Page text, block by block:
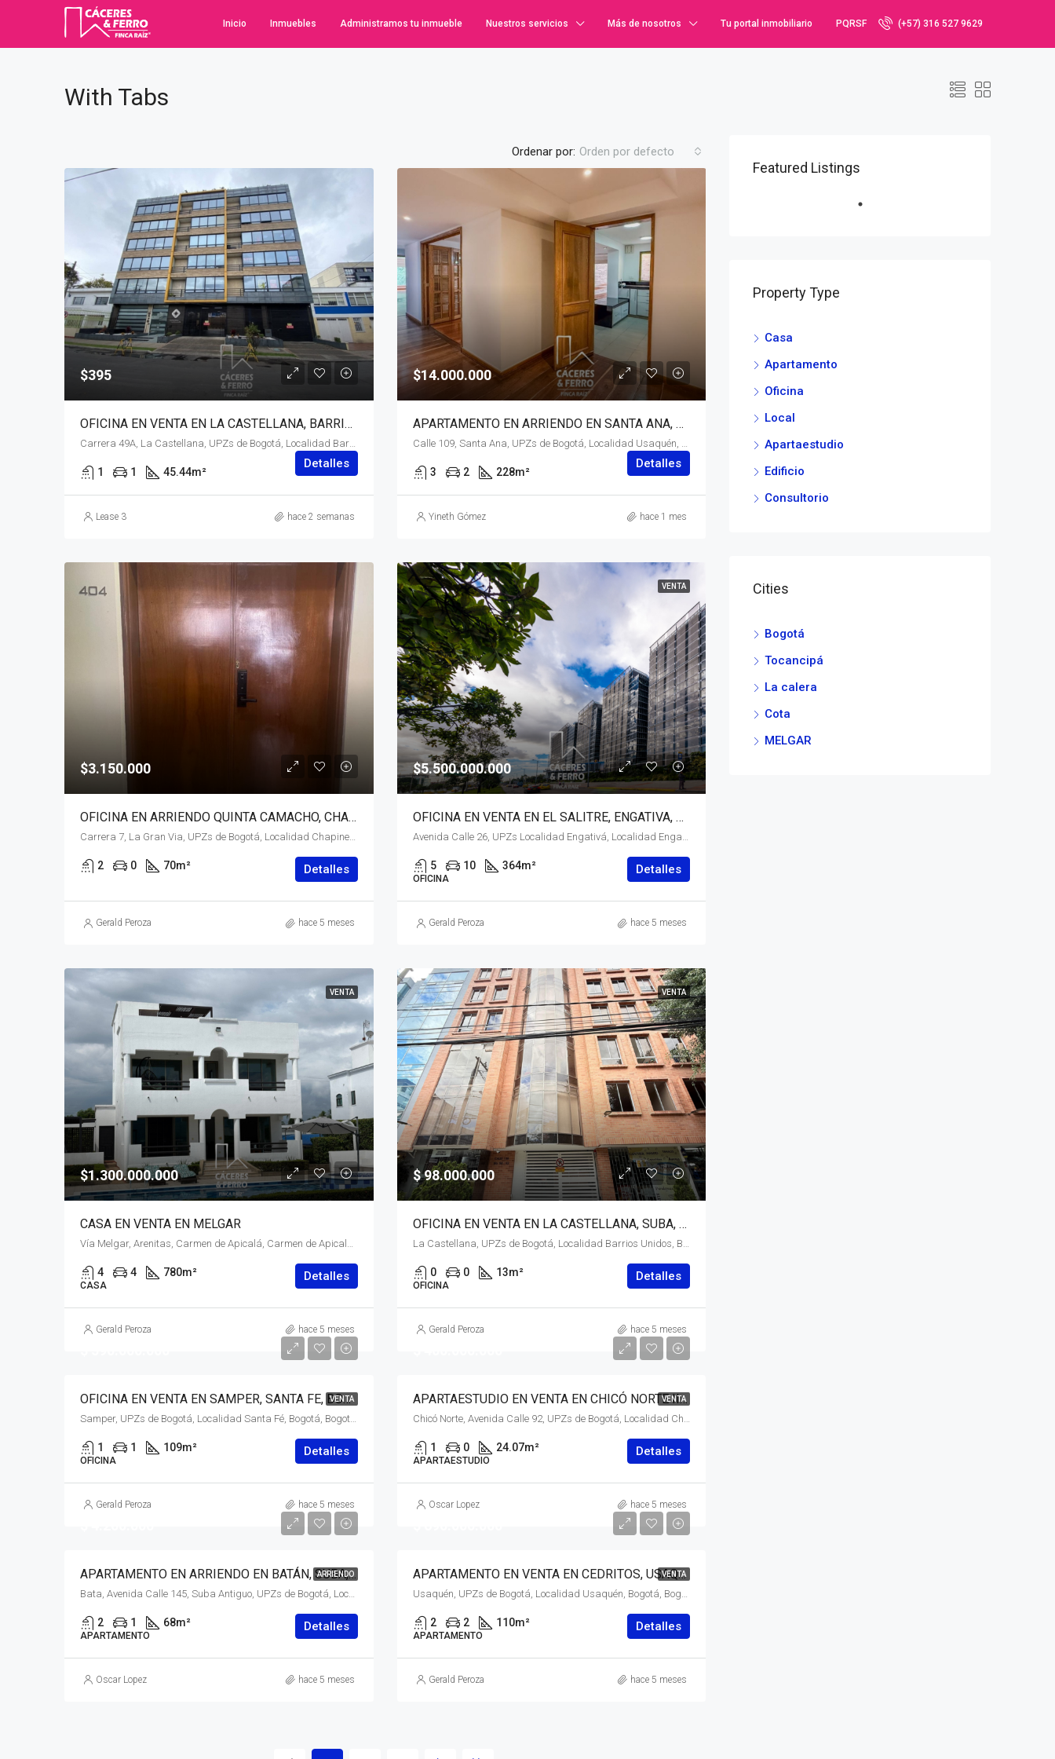
Inicio Inmuebles Administramos tu inmueble Nuestros servicios Más de nosotros Tu portal inmobiliario PQRSF (+57) 316 527 9629
With Tabs
Ordenar por: Orden por defecto
$395
OFICINA EN VENTA EN LA CASTELLANA, BARRIOS UNIDOS, BOGOTÁ, D.C. – (1074)
1 1 45.44m²
Detalles
Lease 3 hace 2 semanas
$14.000.000
APARTAMENTO EN ARRIENDO EN SANTA ANA, USAQUÉN, BOGOTÁ, D.C.
3 2 228m²
Detalles
Yineth Gómez hace 1 mes
$3.150.000
OFICINA EN ARRIENDO QUINTA CAMACHO, CHAPINERO, BOGOTÁ, D.C.
Carrera 7, La Gran Via, UPZs de Bogotá, Localidad Chapinero, Bogotá, Bogotá, Distrito Capital, RAP (Especial) Central, 110221, Colombia
2 0 70m² Detalles
Gerald Peroza hace 5 meses
VENTA
$5.500.000.000
OFICINA EN VENTA EN EL SALITRE, ENGATIVA, BOGOTÁ, D.C
Avenida Calle 26, UPZs Localidad Engativá, Localidad Engativá, Bogotá, Bogotá, Distrito Capital, RAP (Especial) Central, 111071, Colombia
5 10 364m²
OFICINA
Detalles
Gerald Peroza hace 5 meses
VENTA
$1.300.000.000
CASA EN VENTA EN MELGAR
4 4 780m²
CASA
Detalles
Gerald Peroza hace 5 meses
VENTA
$ 98.000.000
OFICINA EN VENTA EN LA CASTELLANA, SUBA, BOGOTÁ, D.C. – (971)
0 0 13m²
OFICINA
Detalles
Gerald Peroza hace 5 meses
VENTA
OFICINA EN VENTA EN SAMPER, SANTA FE, BOGOTÁ, D.C. – (974)
1 1 109m²
OFICINA
Detalles
Gerald Peroza hace 5 meses
VENTA
APARTAESTUDIO EN VENTA EN CHICÓ NORTE III, CHAPINERO, BOGOTÁ, D.C. – (975)
1 0 24.07m²
APARTAESTUDIO
Detalles
Oscar Lopez hace 5 meses
ARRIENDO
APARTAMENTO EN ARRIENDO EN BATÁN, SUBA, BOGOTÁ, D.C. – (963)
2 1 68m²
APARTAMENTO
Detalles
Oscar Lopez hace 5 meses
VENTA
APARTAMENTO EN VENTA EN CEDRITOS, USAQUÉN, BOGOTÁ, D.C. – (964)
2 2 110m²
APARTAMENTO
Detalles
Gerald Peroza hace 5 meses
Featured Listings
Property Type
Casa
Apartamento
Oficina
Local
Apartaestudio
Edificio
Consultorio
Cities
Bogotá
Tocancipá
La calera
Cota
MELGAR